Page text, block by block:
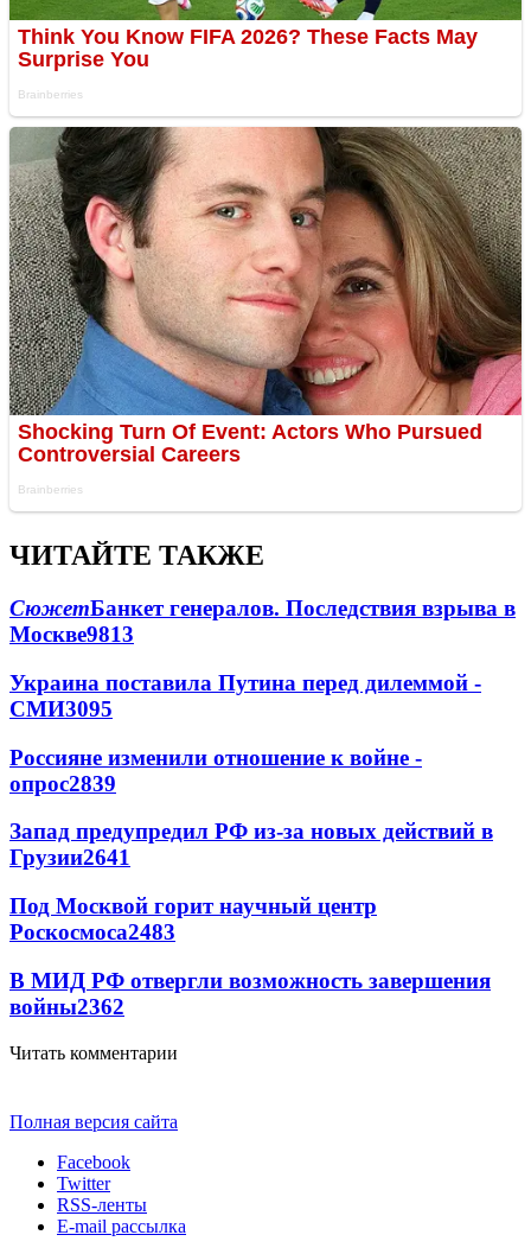
ЧИТАЙТЕ ТАКЖЕ
СюжетБанкет генералов. Последствия взрыва в
Москве9813
Украина поставила Путина перед дилеммой -
СМИ3095
Россияне изменили отношение к войне -
опрос2839
Запад предупредил РФ из-за новых действий в
Грузии2641
Под Москвой горит научный центр
Роскосмоса2483
В МИД РФ отвергли возможность завершения
войны2362
Читать комментарии
Полная версия сайта
Facebook
Twitter
RSS-ленты
E-mail рассылка